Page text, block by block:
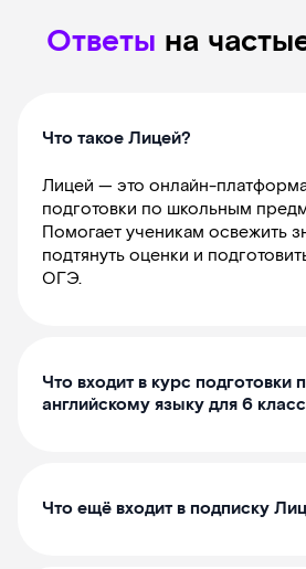
Ответы на
Что такое Лицей?
Лицей — это онлайн-
подготовки по школьным
Помогает ученикам освежить
подтянуть оценки и
ОГЭ.
Что входит в курс подготовки
английскому языку для 6
Что ещё входит в подписку